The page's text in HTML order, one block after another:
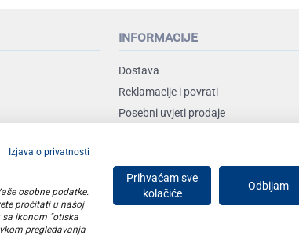
informacije
Dostava
Reklamacije i povrati
Posebni uvjeti prodaje
© Copyright 2026
Izjava o privatnosti
osobne podatke.
pročitati u našoj
ikonom "otiska
pregledavanja
Prihvaćam sve
kolačiće
Odbijam